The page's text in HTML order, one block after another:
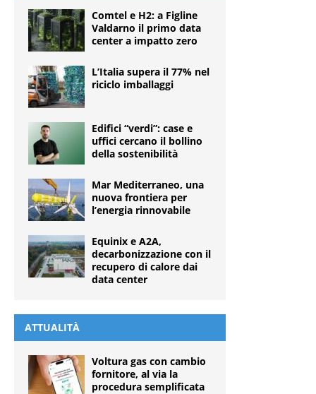
Comtel e H2: a Figline
Valdarno il primo data
center a impatto zero
L’Italia supera il 77% nel
riciclo imballaggi
Edifici “verdi”: case e
uffici cercano il bollino
della sostenibilità
Mar Mediterraneo, una
nuova frontiera per
l’energia rinnovabile
Equinix e A2A,
decarbonizzazione con il
recupero di calore dai
data center
ATTUALITÀ
Voltura gas con cambio
fornitore, al via la
procedura semplificata